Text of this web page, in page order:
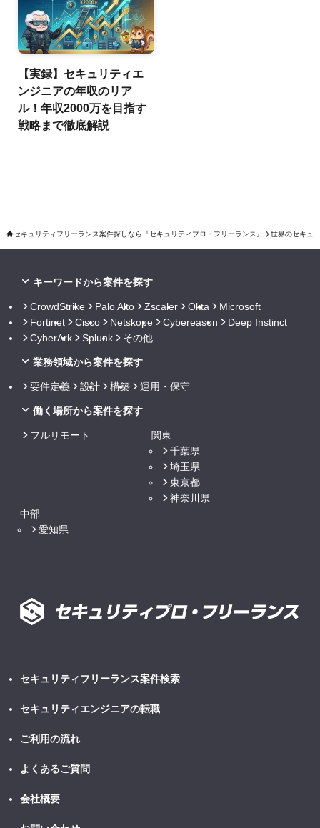
【実録】セキュリティエ
ンジニアの年収のリア
ル！年収2000万を目指す
戦略まで徹底解説
セキュリティフリーランス案件探しなら『セキュリティプロ・フリーランス』 世界のセキュ
キーワードから案件を探す
CrowdStrike Palo Alto Zscaler Okta
Microsoft
Fortinet
Cisco Netskope Cybereason
Deep Instinct
CyberArk
Splunk その他
業務領域から案件を探す
要件定義 設計 構築 運用・保守
働く場所から案件を探す
フルリモート
関東
千葉県
埼玉県
東京都
神奈川県
中部
愛知県
セキュリティフリーランス案件検索
セキュリティエンジニアの転職
ご利用の流れ
よくあるご質問
会社概要